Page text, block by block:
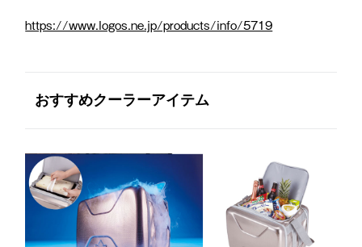
https://www.logos.ne.jp/products/info/5719
おすすめクーラーアイテム